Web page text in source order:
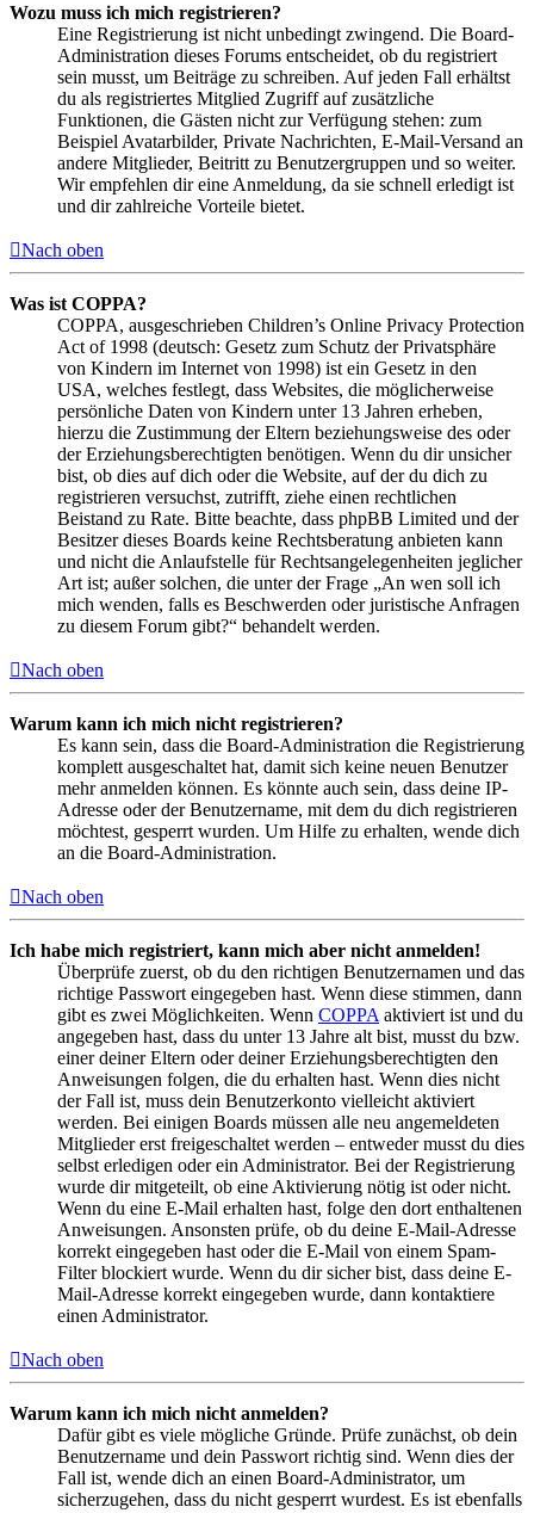
Wozu muss ich mich registrieren?
Eine Registrierung ist nicht unbedingt zwingend. Die Board-
Administration dieses Forums entscheidet, ob du registriert
sein musst, um Beiträge zu schreiben. Auf jeden Fall erhältst
du als registriertes Mitglied Zugriff auf zusätzliche
Funktionen, die Gästen nicht zur Verfügung stehen: zum
Beispiel Avatarbilder, Private Nachrichten, E-Mail-Versand an
andere Mitglieder, Beitritt zu Benutzergruppen und so weiter.
Wir empfehlen dir eine Anmeldung, da sie schnell erledigt ist
und dir zahlreiche Vorteile bietet.
Nach oben
Was ist COPPA?
COPPA, ausgeschrieben Children’s Online Privacy Protection
Act of 1998 (deutsch: Gesetz zum Schutz der Privatsphäre
von Kindern im Internet von 1998) ist ein Gesetz in den
USA, welches festlegt, dass Websites, die möglicherweise
persönliche Daten von Kindern unter 13 Jahren erheben,
hierzu die Zustimmung der Eltern beziehungsweise des oder
der Erziehungsberechtigten benötigen. Wenn du dir unsicher
bist, ob dies auf dich oder die Website, auf der du dich zu
registrieren versuchst, zutrifft, ziehe einen rechtlichen
Beistand zu Rate. Bitte beachte, dass phpBB Limited und der
Besitzer dieses Boards keine Rechtsberatung anbieten kann
und nicht die Anlaufstelle für Rechtsangelegenheiten jeglicher
Art ist; außer solchen, die unter der Frage „An wen soll ich
mich wenden, falls es Beschwerden oder juristische Anfragen
zu diesem Forum gibt?“ behandelt werden.
Nach oben
Warum kann ich mich nicht registrieren?
Es kann sein, dass die Board-Administration die Registrierung
komplett ausgeschaltet hat, damit sich keine neuen Benutzer
mehr anmelden können. Es könnte auch sein, dass deine IP-
Adresse oder der Benutzername, mit dem du dich registrieren
möchtest, gesperrt wurden. Um Hilfe zu erhalten, wende dich
an die Board-Administration.
Nach oben
Ich habe mich registriert, kann mich aber nicht anmelden!
Überprüfe zuerst, ob du den richtigen Benutzernamen und das
richtige Passwort eingegeben hast. Wenn diese stimmen, dann
gibt es zwei Möglichkeiten. Wenn COPPA aktiviert ist und du
angegeben hast, dass du unter 13 Jahre alt bist, musst du bzw.
einer deiner Eltern oder deiner Erziehungsberechtigten den
Anweisungen folgen, die du erhalten hast. Wenn dies nicht
der Fall ist, muss dein Benutzerkonto vielleicht aktiviert
werden. Bei einigen Boards müssen alle neu angemeldeten
Mitglieder erst freigeschaltet werden – entweder musst du dies
selbst erledigen oder ein Administrator. Bei der Registrierung
wurde dir mitgeteilt, ob eine Aktivierung nötig ist oder nicht.
Wenn du eine E-Mail erhalten hast, folge den dort enthaltenen
Anweisungen. Ansonsten prüfe, ob du deine E-Mail-Adresse
korrekt eingegeben hast oder die E-Mail von einem Spam-
Filter blockiert wurde. Wenn du dir sicher bist, dass deine E-
Mail-Adresse korrekt eingegeben wurde, dann kontaktiere
einen Administrator.
Nach oben
Warum kann ich mich nicht anmelden?
Dafür gibt es viele mögliche Gründe. Prüfe zunächst, ob dein
Benutzername und dein Passwort richtig sind. Wenn dies der
Fall ist, wende dich an einen Board-Administrator, um
sicherzugehen, dass du nicht gesperrt wurdest. Es ist ebenfalls